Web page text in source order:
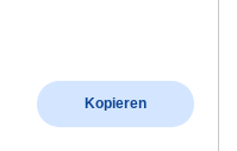
Kopieren